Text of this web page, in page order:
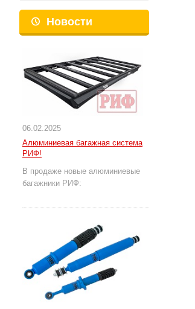
Новости
06.02.2025
Алюминиевая багажная система
РИФ!
В продаже новые алюминиевые
багажники РИФ: